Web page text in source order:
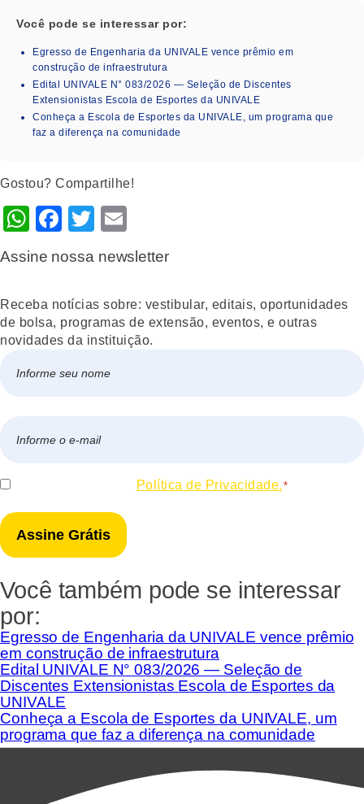
Você pode se interessar por:
Egresso de Engenharia da UNIVALE vence prêmio em
construção de infraestrutura
Edital UNIVALE N° 083/2026 — Seleção de Discentes
Extensionistas Escola de Esportes da UNIVALE
Conheça a Escola de Esportes da UNIVALE, um programa que
faz a diferença na comunidade
Gostou? Compartilhe!
WhatsApp
Facebook
Twitter
Assine nossa newsletter
Receba notícias sobre: vestibular, editais, oportunidades
de bolsa, programas de extensão, eventos, e outras
novidades da instituição.
mail
Consentir Política de Privacidade. *
Você também pode se interessar
por:
Egresso de Engenharia da UNIVALE vence prêmio
em construção de infraestrutura
Edital UNIVALE N° 083/2026 — Seleção de
Discentes Extensionistas Escola de Esportes da
UNIVALE
Conheça a Escola de Esportes da UNIVALE, um
programa que faz a diferença na comunidade